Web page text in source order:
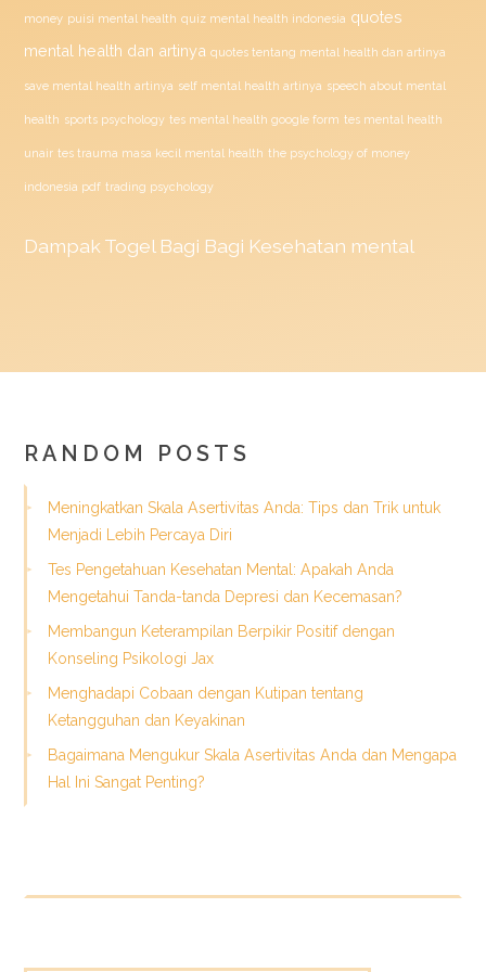
money puisi mental health quiz mental health indonesia quotes
mental health dan artinya quotes tentang mental health dan artinya
save mental health artinya self mental health artinya speech about mental
health sports psychology tes mental health google form tes mental health
unair tes trauma masa kecil mental health the psychology of money
indonesia pdf trading psychology
DampakTogelBagi Bagi Kesehatan mental
RANDOM POSTS
Meningkatkan Skala Asertivitas Anda: Tips dan Trik untuk
Menjadi Lebih Percaya Diri
Tes Pengetahuan Kesehatan Mental: Apakah Anda
Mengetahui Tanda-tanda Depresi dan Kecemasan?
Membangun Keterampilan Berpikir Positif dengan
Konseling Psikologi Jax
Menghadapi Cobaan dengan Kutipan tentang
Ketangguhan dan Keyakinan
Bagaimana Mengukur Skala Asertivitas Anda dan Mengapa
Hal Ini Sangat Penting?